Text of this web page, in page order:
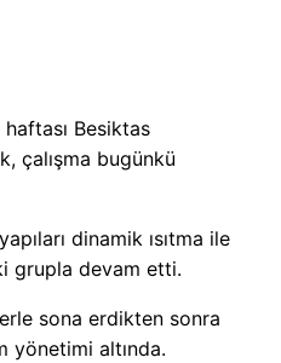
Besiktas
çalışma bugünkü
dinamik ısıtma ile
grupla devam etti.
sona erdikten sonra
yönetimi altında.